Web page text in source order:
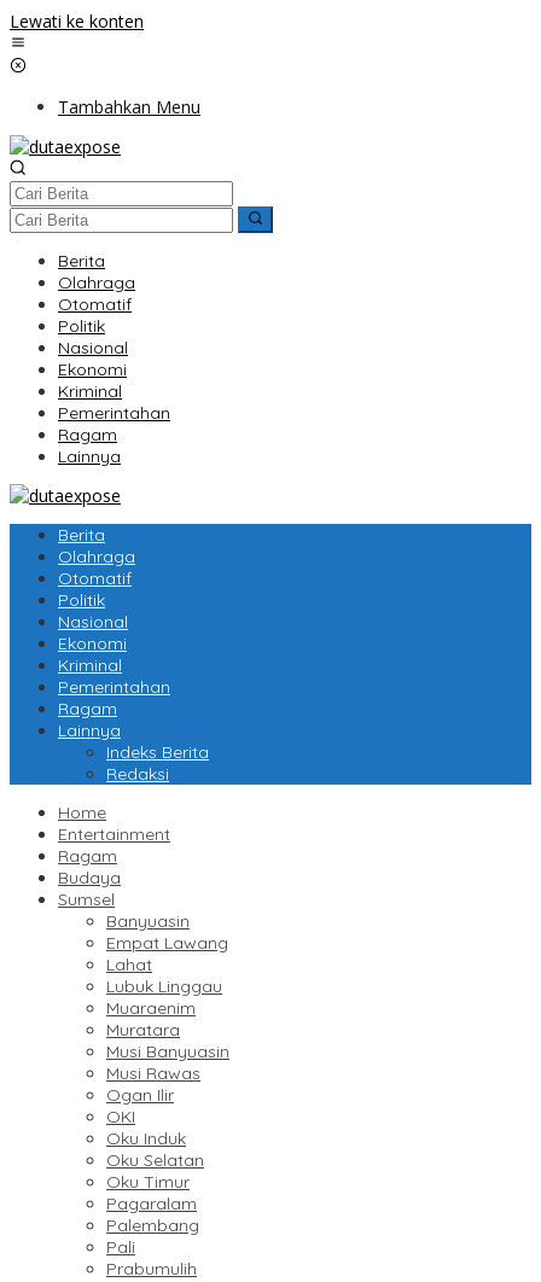
Lewati ke konten
Tambahkan Menu
Berita
Olahraga
Otomatif
Politik
Nasional
Ekonomi
Kriminal
Pemerintahan
Ragam
Lainnya
Berita
Olahraga
Otomatif
Politik
Nasional
Ekonomi
Kriminal
Pemerintahan
Ragam
Lainnya
Indeks Berita
Redaksi
Home
Entertainment
Ragam
Budaya
Sumsel
Banyuasin
Empat Lawang
Lahat
Lubuk Linggau
Muaraenim
Muratara
Musi Banyuasin
Musi Rawas
Ogan Ilir
OKI
Oku Induk
Oku Selatan
Oku Timur
Pagaralam
Palembang
Pali
Prabumulih